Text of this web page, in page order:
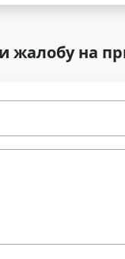
жалобу на